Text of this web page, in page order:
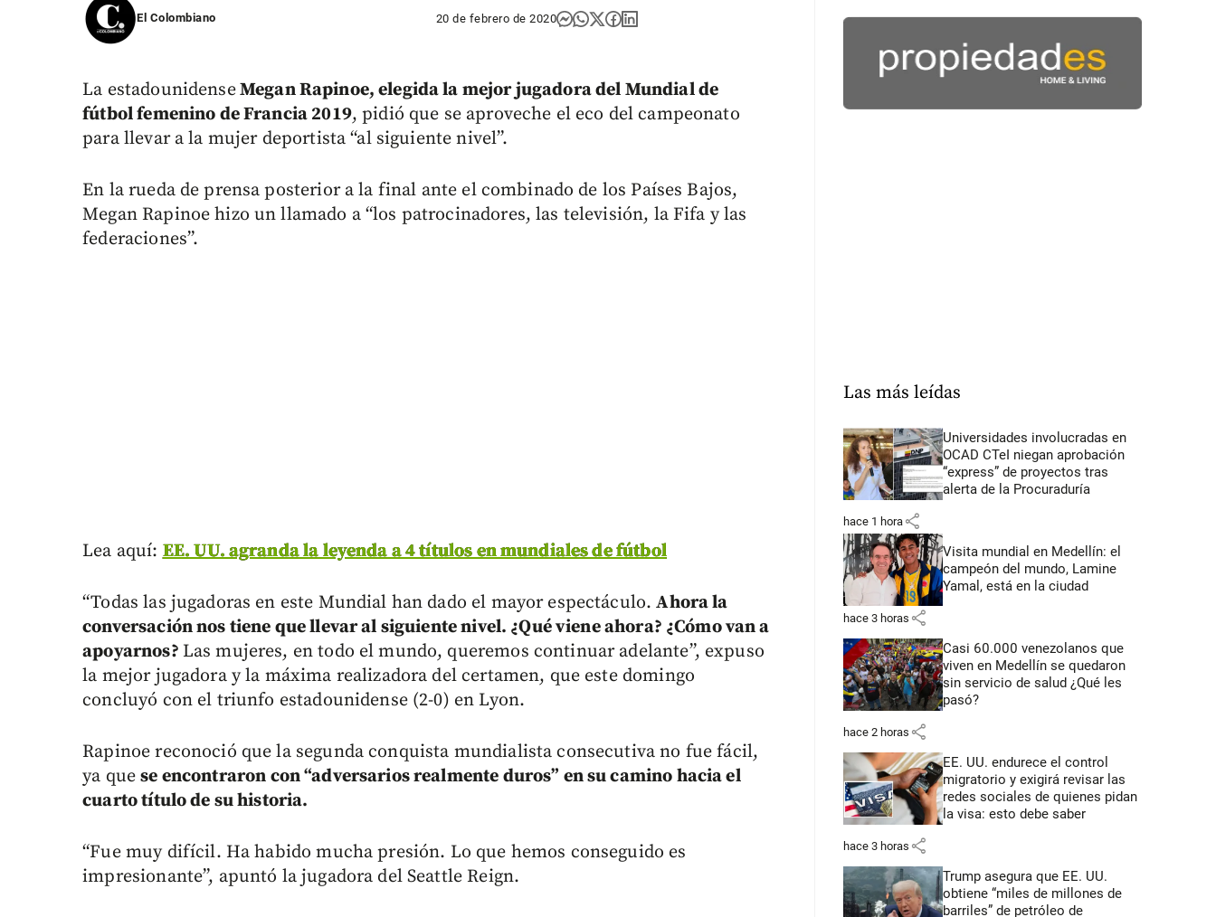
El Colombiano 20 de febrero de 2020
La estadounidenseMegan Rapinoe, elegida la mejor jugadora del Mundial de
fútbol femenino de Francia 2019, pidió que se aproveche el eco del campeonato
para llevar a la mujer deportista “al siguiente nivel”.
En la rueda de prensa posterior a la final ante el combinado de los Países Bajos,
Megan Rapinoe hizo un llamado a “los patrocinadores, las televisión, la Fifa y las
federaciones”.
Lea aquí:EE. UU. agranda la leyenda a 4 títulos en mundiales de fútbol
“Todas las jugadoras en este Mundial han dado el mayor espectáculo.Ahora la
conversación nos tiene que llevar al siguiente nivel. ¿Qué viene ahora? ¿Cómo van a
apoyarnos? Las mujeres, en todo el mundo, queremos continuar adelante”, expuso
la mejor jugadora y la máxima realizadora del certamen, que este domingo
concluyó con el triunfo estadounidense (2-0) en Lyon.
Rapinoe reconoció que la segunda conquista mundialista consecutiva no fue fácil,
ya quese encontraron con “adversarios realmente duros” en su camino hacia el
cuarto título de su historia.
“Fue muy difícil. Ha habido mucha presión. Lo que hemos conseguido es
impresionante”, apuntó la jugadora del Seattle Reign.
Las más leídas
Universidades involucradas en
OCAD CTeI niegan aprobación
“express” de proyectos tras
alerta de la Procuraduría
hace 1 hora share
Visita mundial en Medellín: el
campeón del mundo, Lamine
Yamal, está en la ciudad
hace 3 horas share
Casi 60.000 venezolanos que
viven en Medellín se quedaron
sin servicio de salud ¿Qué les
pasó?
hace 2 horas share
EE. UU. endurece el control
migratorio y exigirá revisar las
redes sociales de quienes pidan
la visa: esto debe saber
hace 3 horas share
Trump asegura que EE. UU.
obtiene “miles de millones de
barriles” de petróleo de